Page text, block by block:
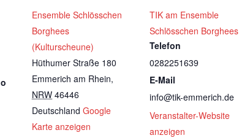
Ensemble Schlösschen
Borghees
(Kulturscheune)
Hüthumer Straße 180
Emmerich am Rhein,
NRW 46446
Deutschland Google
Karte anzeigen
TIK am Ensemble
Schlösschen Borghees
Telefon
0282251639
E-Mail
info@tik-emmerich.de
Veranstalter-Website
anzeigen